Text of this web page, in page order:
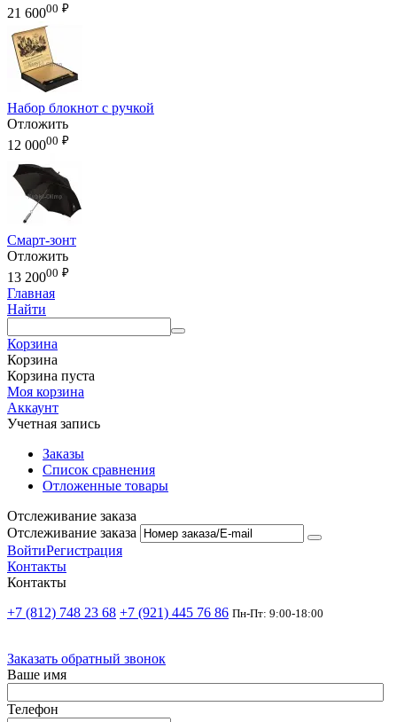
21 60000 ₽
Набор блокнот с ручкой
Отложить
12 00000 ₽
Смарт-зонт
Отложить
13 20000 ₽
Главная
Найти
Корзина
Корзина
Корзина пуста
Моя корзина
Аккаунт
Учетная запись
Заказы
Список сравнения
Отложенные товары
Отслеживание заказа
Отслеживание заказа
ВойтиРегистрация
Контакты
Контакты
+7 (812) 748 23 68 +7 (921) 445 76 86 Пн-Пт: 9:00-18:00
Заказать обратный звонок
Ваше имя
Телефон